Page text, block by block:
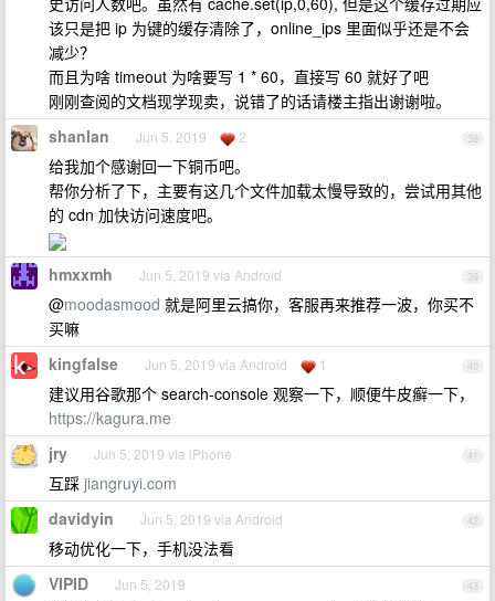
该只是把 ip 为键的缓存清除了，online_ips 里面似乎还是不会
减少？
而且为啥 timeout 为啥要写 1 * 60，直接写 60 就好了吧
刚刚查阅的文档现学现卖，说错了的话请楼主指出谢谢啦。
38
shanlan Jun 5, 2019 2
给我加个感谢回一下铜币吧。
帮你分析了下，主要有这几个文件加载太慢导致的，尝试用其他
的 cdn 加快访问速度吧。
39
hmxxmh Jun 5, 2019 via Android
@moodasmood 就是阿里云搞你，客服再来推荐一波，你买不
买嘛
40
kingfalse Jun 5, 2019 via Android 1
建议用谷歌那个 search-console 观察一下，顺便牛皮癣一下，
https://kagura.me
41
jry Jun 5, 2019 via iPhone
互踩 jiangruyi.com
42
davidyin Jun 5, 2019 via Android
移动优化一下，手机没法看
43
VIPID Jun 5, 2019